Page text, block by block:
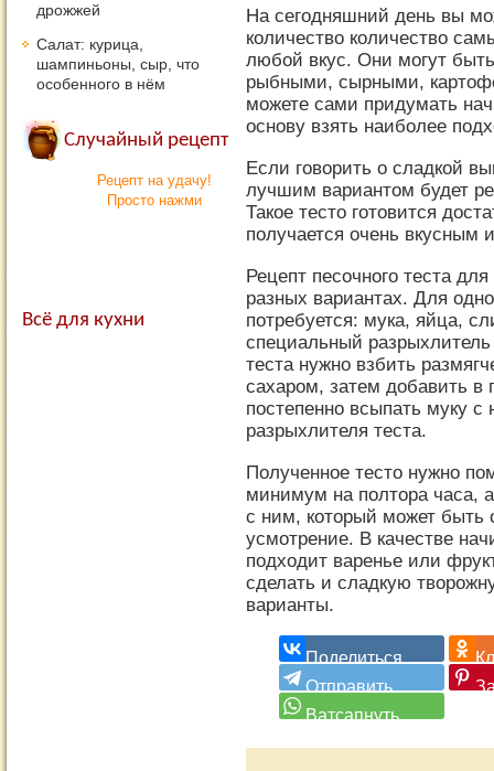
На сегодняшний день вы
количество количество
любой вкус. Они могут
рыбными, сырными,
можете сами придумать
основу взять наиболее
Если говорить о сладкой
лучшим вариантом будет
Такое тесто готовится
получается очень вкусным
Рецепт песочного теста
разных вариантах. Для
потребуется: мука, яйца,
специальный
теста нужно взбить
сахаром, затем добавить
постепенно всыпать муку
разрыхлителя теста.
Полученное тесто нужно
минимум на полтора часа,
с ним, который может
усмотрение. В качестве
подходит варенье или
сделать и сладкую
варианты.
дрожжей
Салат: курица,
шампиньоны, сыр, что
особенного в нём
Случайный рецепт
Рецепт на удачу!
Просто нажми
Всё для кухни